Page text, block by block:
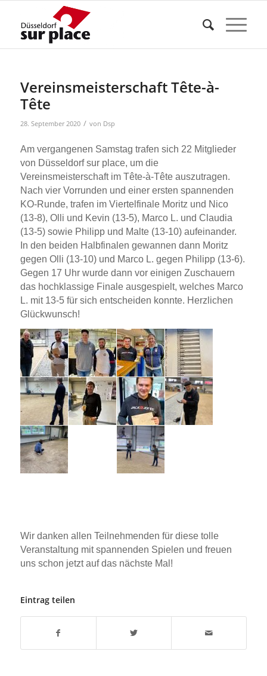
Vereinsmeisterschaft Tête-à-
Tête
28. September 2020 / von Dsp
Am vergangenen Samstag trafen sich 22 Mitglieder
von Düsseldorf sur place, um die
Vereinsmeisterschaft im Tête-à-Tête auszutragen.
Nach vier Vorrunden und einer ersten spannenden
KO-Runde, trafen im Viertelfinale Moritz und Nico
(13-8), Olli und Kevin (13-5), Marco L. und Claudia
(13-5) sowie Philipp und Malte (13-10) aufeinander.
In den beiden Halbfinalen gewannen dann Moritz
gegen Olli (13-10) und Marco L. gegen Philipp (13-6).
Gegen 17 Uhr wurde dann vor einigen Zuschauern
das hochklassige Finale ausgespielt, welches Marco
L. mit 13-5 für sich entscheiden konnte. Herzlichen
Glückwunsch!
Wir danken allen Teilnehmenden für diese tolle
Veranstaltung mit spannenden Spielen und freuen
uns schon jetzt auf das nächste Mal!
Eintrag teilen